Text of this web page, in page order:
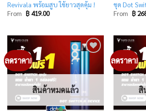
Revivala พร้อมสูบ ใช้ยาวสุดคุ้ม !
From ฿419.00
ชุด Dot
From ฿
ลดราคา!
wishlist
สินค้าหมดแล้ว
ลดราคา!
สิ